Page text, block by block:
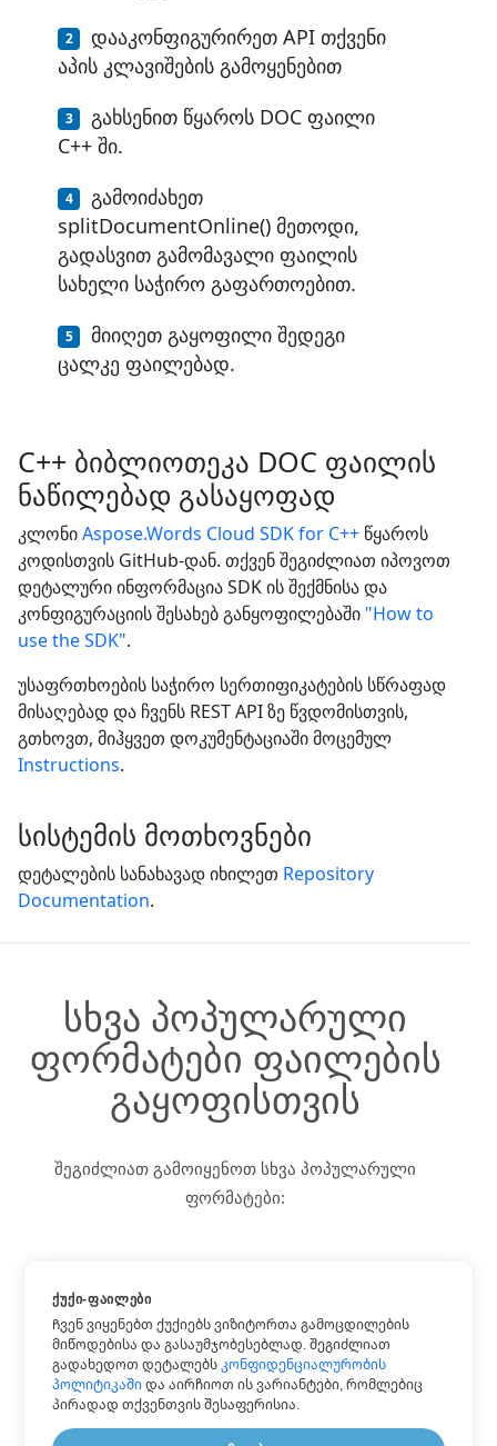
დააკონფიგურირეთ API თქვენი
აპის კლავიშების გამოყენებით
გახსენით წყაროს DOC ფაილი
C++ ში.
გამოიძახეთ
splitDocumentOnline() მეთოდი,
გადასვით გამომავალი ფაილის
სახელი საჭირო გაფართოებით.
მიიღეთ გაყოფილი შედეგი
ცალკე ფაილებად.
C++ ბიბლიოთეკა DOC ფაილის
ნაწილებად გასაყოფად
კლონიAspose.Words Cloud SDK for C++ წყაროს
კოდისთვის GitHub-დან. თქვენ შეგიძლიათ იპოვოთ
დეტალური ინფორმაცია SDK ის შექმნისა და
კონფიგურაციის შესახებ განყოფილებაში "How to
use the SDK".
უსაფრთხოების საჭირო სერთიფიკატების სწრაფად
მისაღებად და ჩვენს REST API ზე წვდომისთვის,
გთხოვთ, მიჰყვეთ დოკუმენტაციაში მოცემულ
Instructions.
სისტემის მოთხოვნები
დეტალების სანახავად იხილეთ Repository
Documentation.
სხვა პოპულარული
ფორმატები ფაილების
გაყოფისთვის
შეგიძლიათ გამოიყენოთ სხვა პოპულარული
ფორმატები:
DOCX
HTML
PDF
TXT
ᲥᲣᲥᲘ-ᲤᲐᲘᲚᲔᲑᲘ
Ჩვენ ვიყენებთ ქუქიებს ვიზიტორთა გამოცდილების
მიწოდებისა და გასაუმჯობესებლად. შეგიძლიათ
გადახედოთ დეტალებსკონფიდენციალურობის
პოლიტიკაში და აირჩიოთ ის ვარიანტები, რომლებიც
პირადად თქვენთვის შესაფერისია.